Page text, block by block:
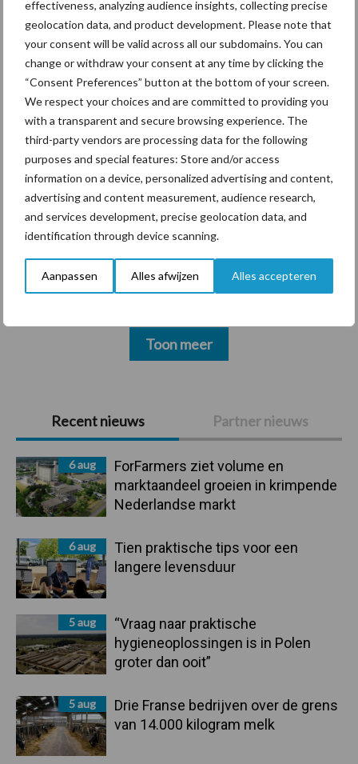
effectiveness, analyzing audience insights, collecting precise
geolocation data, and product development. Please note that
your consent will be valid across all our subdomains. You can
change or withdraw your consent at any time by clicking the
“Consent Preferences” button at the bottom of your screen.
We respect your choices and are committed to providing you
with a transparent and secure browsing experience. The
third-party vendors are processing data for the following
purposes and special features: Store and/or access
information on a device, personalized advertising and content,
advertising and content measurement, audience research,
and services development, precise geolocation data, and
identification through device scanning.
Aanpassen Alles afwijzen Alles accepteren
Primaire
Sidebar
Recent nieuws Partner nieuws
6 aug
ForFarmers ziet volume en
marktaandeel groeien in krimpende
Nederlandse markt
6 aug
Tien praktische tips voor een
langere levensduur
5 aug
“Vraag naar praktische
hygieneoplossingen is in Polen
groter dan ooit”
5 aug
Drie Franse bedrijven over de grens
van 14.000 kilogram melk
Polen groter dan ooit”
Themapagina's
Diergezondheid Bemesting Fokkerij
Bedrijfsnieuws
Voerhekken
Toon meer